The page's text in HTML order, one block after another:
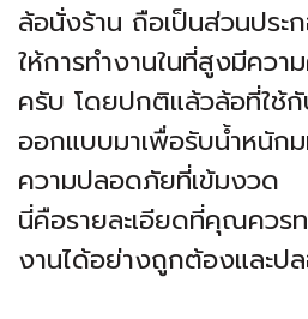
ล้อนั่งร้าน ถือเป็นส่วนปร
ให้การทำงานในที่สูงมีคว
ครับ โดยปกติแล้วล้อที่ใช้
ออกแบบมาเพื่อรับน้ำหนักม
ความปลอดภัยที่เข้มงวด
นี่คือรายละเอียดที่คุณควรท
งานได้อย่างถูกต้องและป